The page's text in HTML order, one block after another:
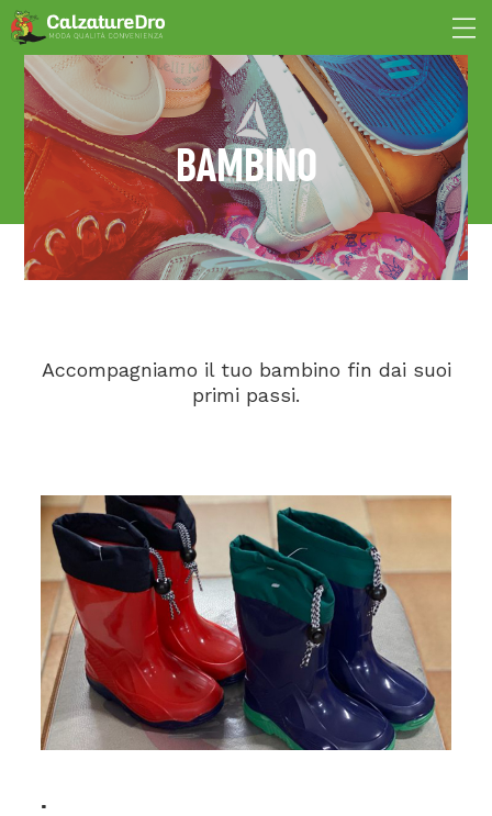
BAMBINO
Accompagniamo il tuo bambino fin dai suoi
primi passi.
.